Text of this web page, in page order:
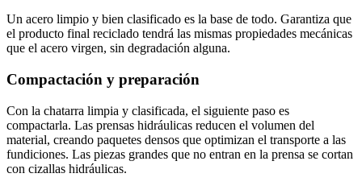
Un acero limpio y bien clasificado es la base de todo. Garantiza que
el producto final reciclado tendrá las mismas propiedades mecánicas
que el acero virgen, sin degradación alguna.
Compactación y preparación
Con la chatarra limpia y clasificada, el siguiente paso es
compactarla. Las prensas hidráulicas reducen el volumen del
material, creando paquetes densos que optimizan el transporte a las
fundiciones. Las piezas grandes que no entran en la prensa se cortan
con cizallas hidráulicas.